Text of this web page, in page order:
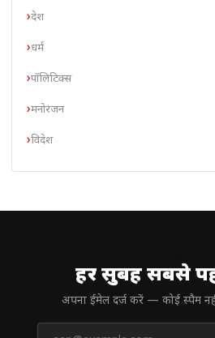
देश
धर्म
पॉलिटिक्स
मनोरंजन
विदेश
हर सुबह सबसे
अपना ईमेल दर्ज करें — कोई स्पैम